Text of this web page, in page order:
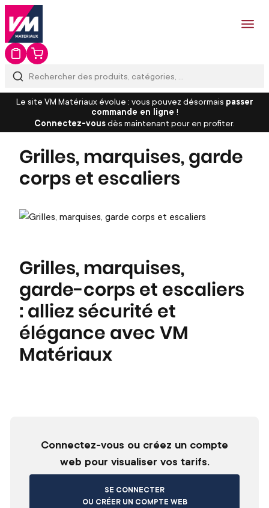
Le site VM Matériaux évolue : vous pouvez désormais passer
commande en ligne !
Connectez-vousdès maintenant pour en profiter.
Grilles, marquises, garde
corps et escaliers
Grilles, marquises,
garde-corps et escaliers
: alliez sécurité et
élégance avec VM
Matériaux
Connectez-vous ou créez un compte
web pour visualiser vos tarifs.
SE CONNECTER
OU CRÉER UN COMPTE WEB